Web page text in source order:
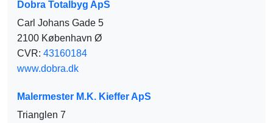
Dobra Totalbyg ApS
Carl Johans Gade 5
2100 København Ø
CVR: 43160184
www.dobra.dk
Malermester M.K. Kieffer ApS
Trianglen 7